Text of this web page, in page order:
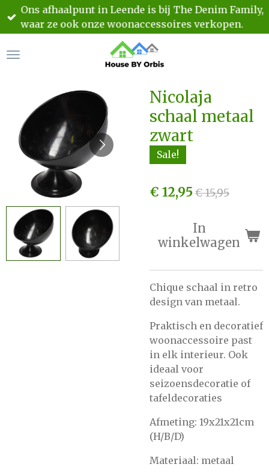
Ga
direct
de
Ons afhaalpunt in Leende is bij The Denim Family,
waar ze ook onze woonaccessoires verkopen.
Nicolaja
schaal metaal
zwart
Sale!
€ 12,95€ 15,95
In
winkelwagen
Chique schaal in retro
design van metaal.
Praktisch en decoratief
woonaccessoire past
in elk interieur. Ook
ideaal voor
seizoensdecoratie of
tafeldecoraties
Afmeting: 19x21x21cm
(H/B/D)
Materiaal: metaal